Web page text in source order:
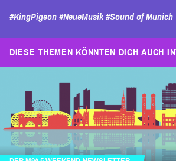
#KingPigeon #NeueMusik #Sound of Munich
DIESE THEMEN KÖNNTEN DICH AUCH